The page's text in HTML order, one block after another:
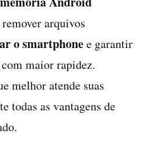
arquivos
o smartphonee garantir
maior rapidez.
melhor atende suas
todas as vantagens de